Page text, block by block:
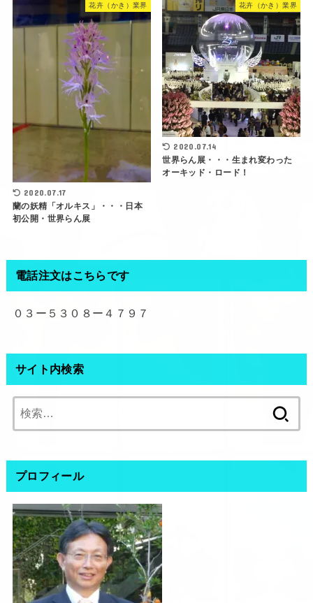
花卉（かき）業界
2020.07.17
蘭の妖精「オルキス」・・・日本
初公開・世界らん展
花卉（かき）業界
2020.07.14
世界らん展・・・生まれ変わった
オーキッド・ロード！
電話注文はこちらです
０３ー５３０８ー４７９７
サイト内検索
索:
プロフィール